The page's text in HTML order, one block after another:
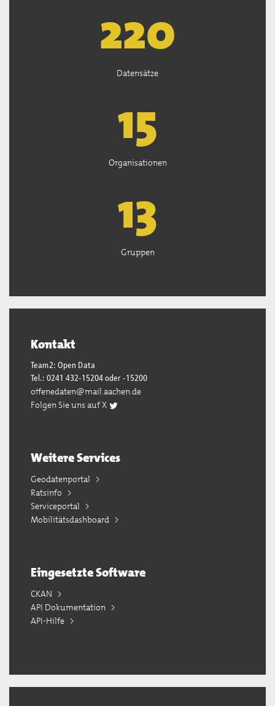
222
Datensätze
15
Organisationen
13
Gruppen
Kontakt
Team2: Open Data
Tel.: 0241 432-15204 oder -15200
offenedaten@mail.aachen.de
Folgen Sie uns auf X
Weitere Services
Geodatenportal
Ratsinfo
Serviceportal
Mobilitätsdashboard
Eingesetzte Software
CKAN
API Dokumentation
API-Hilfe